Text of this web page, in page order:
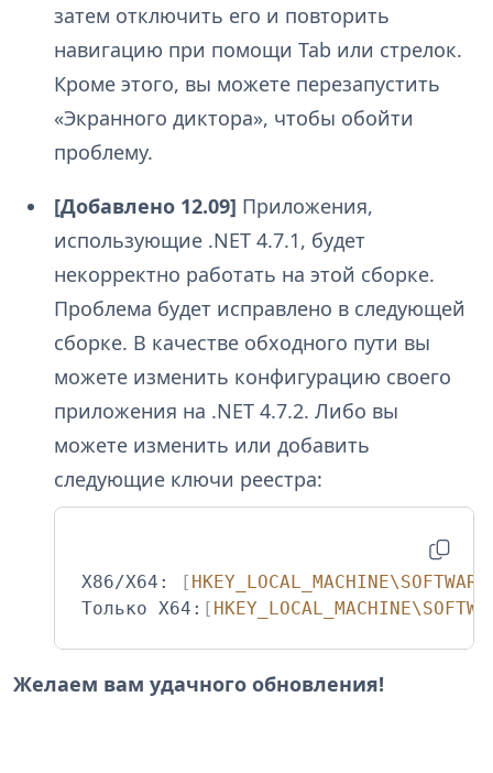
затем отключить его и повторить
навигацию при помощи Tab или стрелок.
Кроме этого, вы можете перезапустить
«Экранного диктора», чтобы обойти
проблему.
[Добавлено 12.09] Приложения,
использующие .NET 4.7.1, будет
некорректно работать на этой сборке.
Проблема будет исправлено в следующей
сборке. В качестве обходного пути вы
можете изменить конфигурацию своего
приложения на .NET 4.7.2. Либо вы
можете изменить или добавить
следующие ключи реестра:
X86/X64: [
Только X64: [
Желаем вам удачного обновления!